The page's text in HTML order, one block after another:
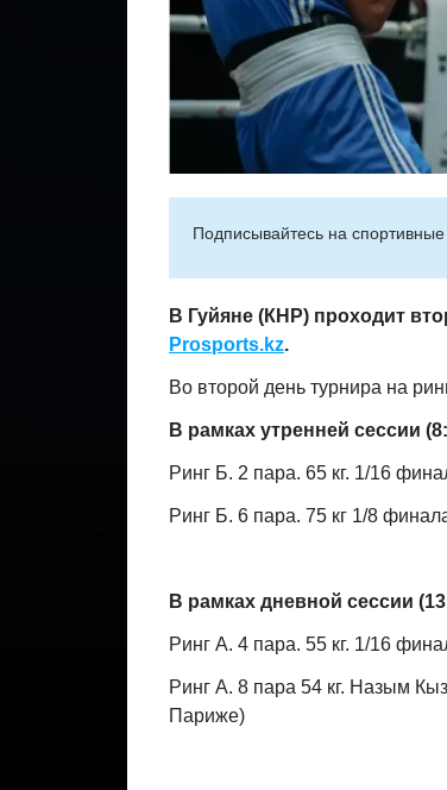
Подписывайтесь на
В Гуйяне (КНР) проходит
Prosports.kz.
Во второй день турнира на
В рамках утренней сессии
Ринг Б. 2 пара. 65 кг. 1/16
Ринг Б. 6 пара. 75 кг 1/8
В рамках дневной сессии
Ринг А. 4 пара. 55 кг. 1/16
Ринг А. 8 пара 54 кг. Назым
Париже)